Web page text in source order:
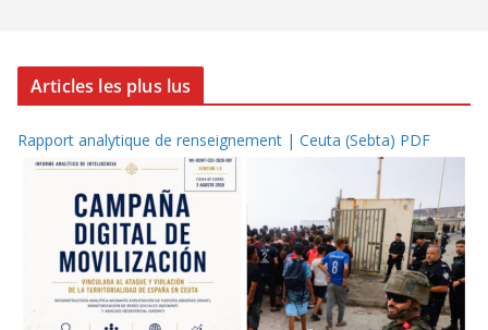
Articles les plus lus
Rapport analytique de renseignement | Ceuta (Sebta) PDF